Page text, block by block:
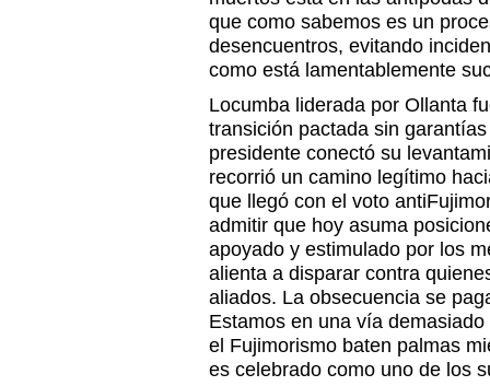
que como sabemos es un
desencuentros, evitando
como está lamentablemente
Locumba liderada por Ollanta
transición pactada sin
presidente conectó su
recorrió un camino legítimo
que llegó con el voto
admitir que hoy asuma
apoyado y estimulado por los
alienta a disparar contra
aliados. La obsecuencia se
Estamos en una vía
el Fujimorismo baten palmas
es celebrado como uno de los